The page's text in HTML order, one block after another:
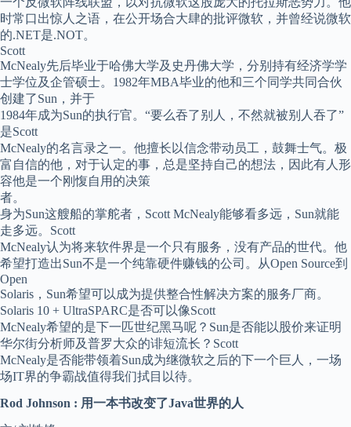
时常口出惊人之语，在公开场合大肆的批评微软，并曾经说微软
的.NET是.NOT。
Scott
McNealy先后毕业于哈佛大学及史丹佛大学，分别持有经济学学
士学位及企管硕士。1982年MBA毕业的他和三个同学共同合伙
创建了Sun，并于
1984年成为Sun的执行官。“要么吞了别人，不然就被别人吞了”
是Scott
McNealy的名言录之一。他擅长以信念带动员工，鼓舞士气。极
富自信的他，对于认定的事，总是坚持自己的想法，因此有人形
容他是一个刚愎自用的决策
者。
身为Sun这艘船的掌舵者，Scott McNealy能够看多远，Sun就能
走多远。Scott
McNealy认为将来软件界是一个只有服务，没有产品的世代。他
希望打造出Sun不是一个纯靠硬件赚钱的公司。从Open Source到
Open
Solaris，Sun希望可以成为提供整合性解决方案的服务厂商。
Solaris 10 + UltraSPARC是否可以像Scott
McNealy希望的是下一匹世纪黑马呢？Sun是否能以股价来证明
华尔街分析师及普罗大众的诽短流长？Scott
McNealy是否能带领着Sun成为继微软之后的下一个巨人，一场
场IT界的争霸战值得我们拭目以待。
Rod Johnson : 用一本书改变了Java世界的人